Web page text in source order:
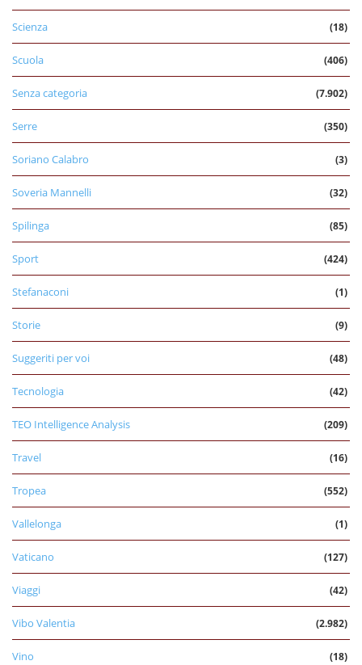
Scienza (18)
Scuola (406)
Senza categoria (7.902)
Serre (350)
Soriano Calabro (3)
Soveria Mannelli (32)
Spilinga (85)
Sport (424)
Stefanaconi (1)
Storie (9)
Suggeriti per voi (48)
Tecnologia (42)
TEO Intelligence Analysis (209)
Travel (16)
Tropea (552)
Vallelonga (1)
Vaticano (127)
Viaggi (42)
Vibo Valentia (2.982)
Vino (18)